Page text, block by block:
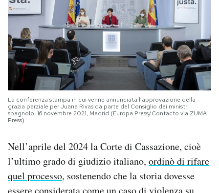
La conferenza stampa in cui venne annunciata l’approvazione della
grazia parziale per Juana Rivas da parte del Consiglio dei ministri
spagnolo, 16 novembre 2021, Madrid (Europa Press/Contacto via ZUMA
Press)
Nell’aprile del 2024 la Corte di Cassazione, cioè
l’ultimo grado di giudizio italiano, ordinò di rifare
quel processo, sostenendo che la storia dovesse
essere considerata come un caso di violenza su